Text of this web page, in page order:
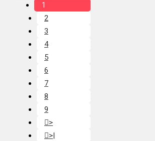
1
2
3
4
5
6
7
8
9
>
>|